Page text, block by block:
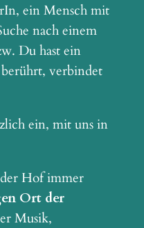
ein Mensch mit
nach einem
Du hast ein
verbindet
ein, mit uns in
Hof immer
Ort der
Musik,